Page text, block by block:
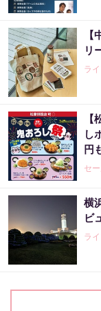
リ
ラ
し
円
セ
横
ビ
ラ